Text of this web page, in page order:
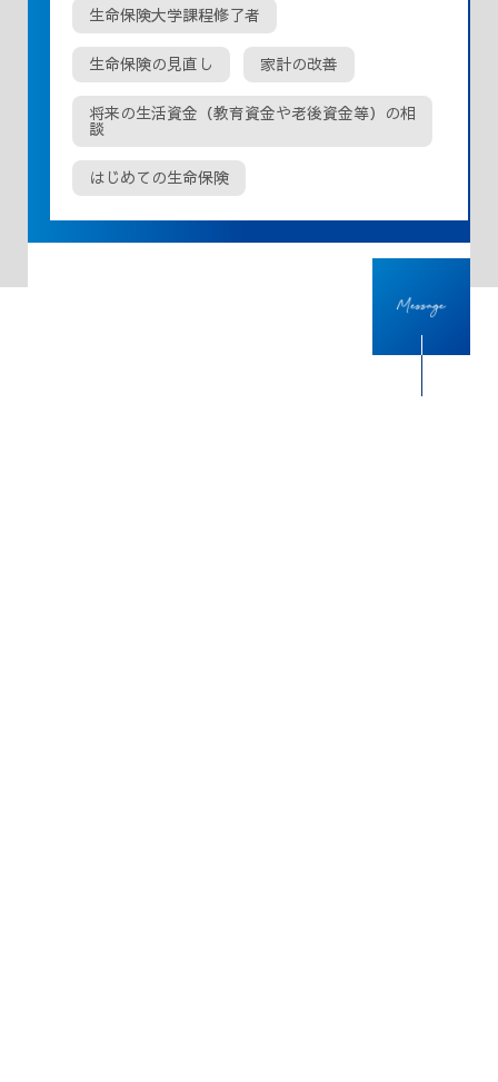
生命保険大学課程修了者
生命保険の見直し 家計の改善
将来の生活資金（教育資金や老後資金等）の相
談
はじめての生命保険